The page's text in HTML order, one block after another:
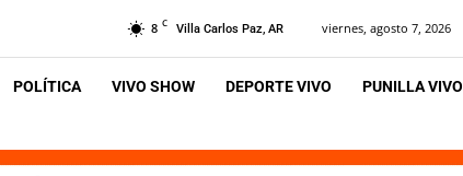
8 C Villa Carlos Paz, AR viernes, agosto 7, 2026
POLÍTICA VIVO SHOW DEPORTE VIVO PUNILLA VIVO